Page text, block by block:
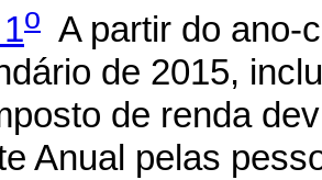
o A partir do ano-
de 2015,
de renda
Anual pelas